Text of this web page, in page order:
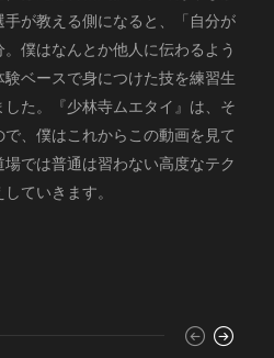
が教える側になると、「自分が
僕はなんとか他人に伝わるよう
ベースで身につけた技を練習生
た。『少林寺ムエタイ』は、そ
、僕はこれからこの動画を見て
では普通は習わない高度なテク
ていきます。